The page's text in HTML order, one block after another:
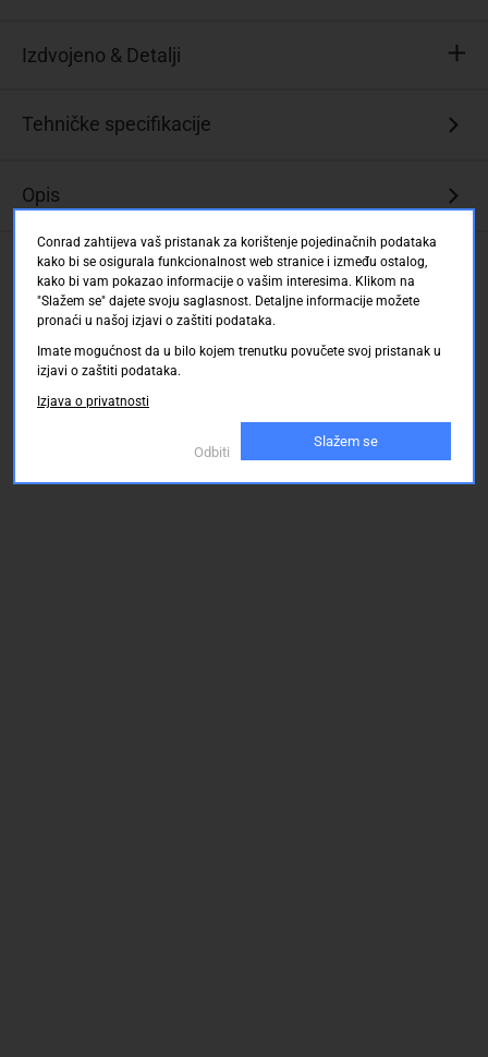
Izdvojeno & Detalji
Dugotrajni
je
preveden.
Tehničke specifikacije
Opis
Ocjene kupaca
Conrad zahtijeva vaš pristanak za korištenje pojedinačnih podataka
kako bi se osigurala funkcionalnost web stranice i između ostalog,
kako bi vam pokazao informacije o vašim interesima. Klikom na
"Slažem se" dajete svoju saglasnost. Detaljne informacije možete
pronaći u našoj izjavi o zaštiti podataka.
Imate mogućnost da u bilo kojem trenutku povučete svoj pristanak u
izjavi o zaštiti podataka.
Izjava o privatnosti
Odbiti
Slažem se